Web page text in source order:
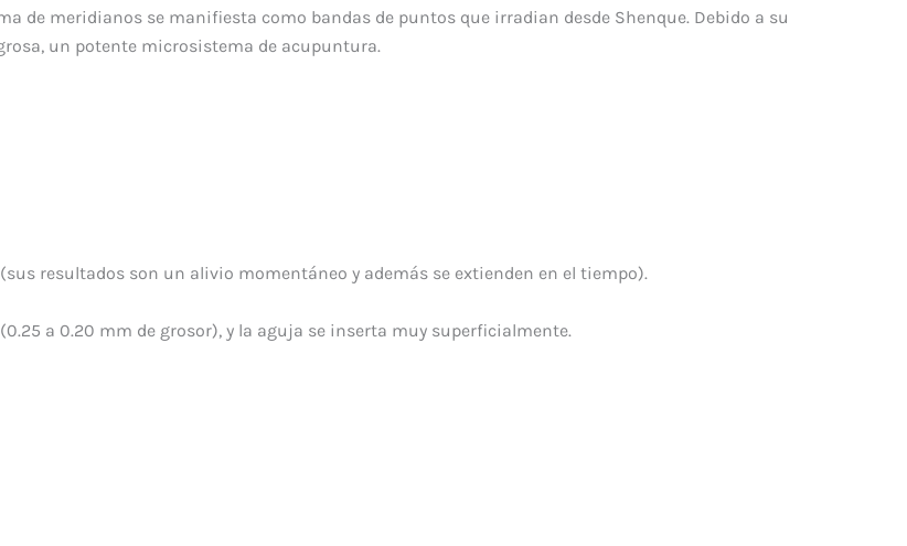
de meridianos se manifiesta como bandas de puntos que irradian desde Shenque. Debido a su
un potente microsistema de acupuntura.
resultados son un alivio momentáneo y además se extienden en el tiempo).
a 0.20 mm de grosor), y la aguja se inserta muy superficialmente.